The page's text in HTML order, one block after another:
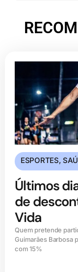
ESPORTES,
Últimos
de
Vida
Quem pretende
Guimarães Barbosa
com 15%